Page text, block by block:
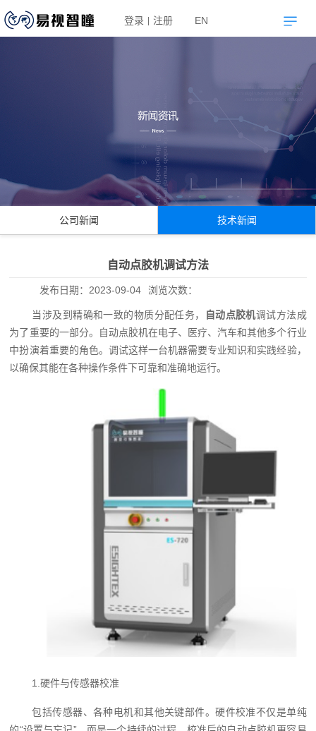
登录 注册 EN
公司新闻 技术新闻
自动点胶机调试方法
发布日期： 2023-09-04 浏览次数：
当涉及到精确和一致的物质分配任务， 自动点胶机调试方法成
为了重要的一部分。自动点胶机在电子、医疗、汽车和其他多个行业
中扮演着重要的角色。调试这样一台机器需要专业知识和实践经验，
以确保其能在各种操作条件下可靠和准确地运行。
1.硬件与传感器校准
包括传感器、各种电机和其他关键部件。硬件校准不仅是单纯